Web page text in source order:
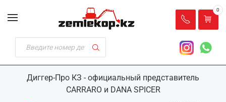
Диггер-Про КЗ - официальный представитель
CARRARO и DANA SPICER
0